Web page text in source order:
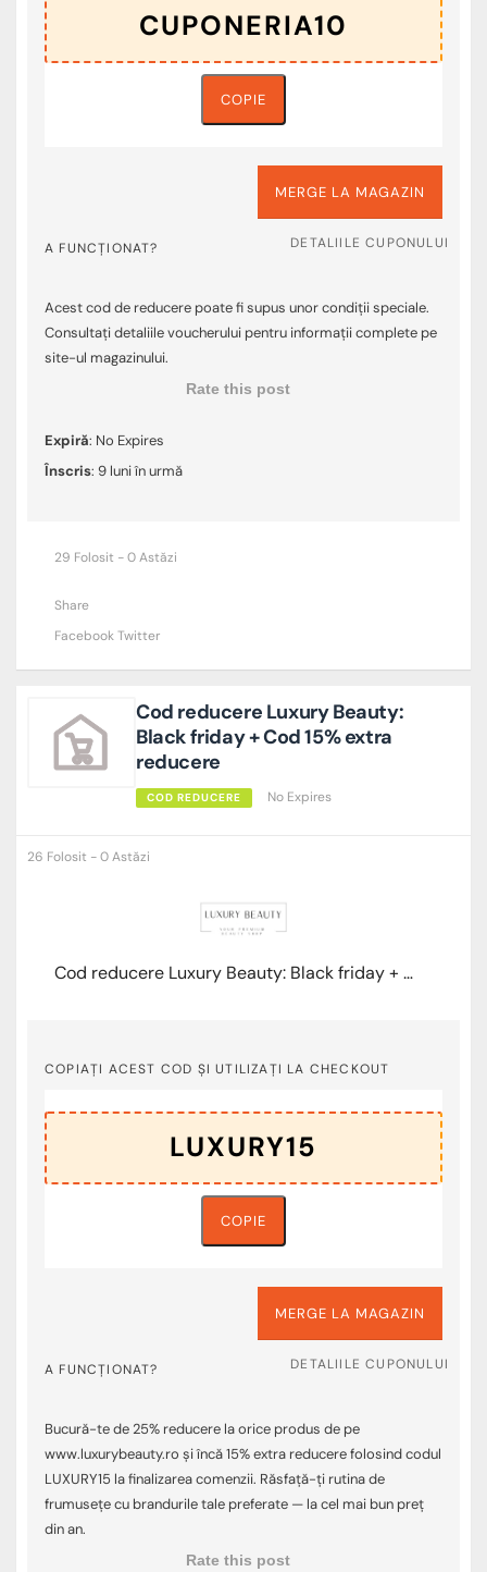
COPIE
MERGE LA MAGAZIN
A FUNCȚIONAT? DETALIILE CUPONULUI
Acest cod de reducere poate fi supus unor condiții speciale.
Consultați detaliile voucherului pentru informații complete pe
site-ul magazinului.
Rate this post
Expiră: No Expires
Înscris: 9 luni în urmă
29 Folosit - 0 Astăzi
Share
FacebookTwitter
Cod reducere Luxury Beauty:
Black friday + Cod 15% extra
reducere
COD REDUCERE No Expires
26 Folosit - 0 Astăzi
Cod reducere Luxury Beauty: Black friday + Cod 15% extra reducere
COPIAȚI ACEST COD ȘI UTILIZAȚI LA CHECKOUT
COPIE
MERGE LA MAGAZIN
A FUNCȚIONAT? DETALIILE CUPONULUI
Bucură-te de 25% reducere la orice produs de pe
www.luxurybeauty.ro și încă 15% extra reducere folosind codul
LUXURY15 la finalizarea comenzii. Răsfață-ți rutina de
frumusețe cu brandurile tale preferate — la cel mai bun preț
din an.
Rate this post